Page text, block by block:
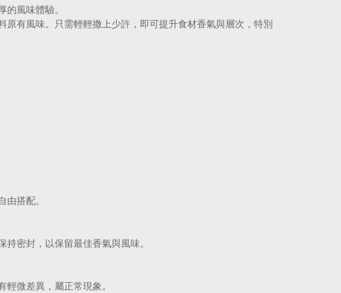
風味體驗。
有風味。只需輕輕撒上少許，即可提升食材香氣與層次，特別
搭配。
密封，以保留最佳香氣與風味。
微差異，屬正常現象。